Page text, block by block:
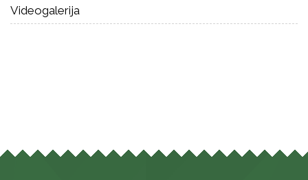
Videogalerija